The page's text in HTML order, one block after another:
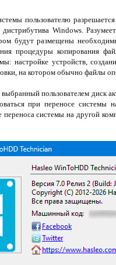
пользователю
Windows.
будут размещены
процедуры копирования
настройке устройств,
на котором обычно файлы
пользователем диск
при переносе системы
системы на другой